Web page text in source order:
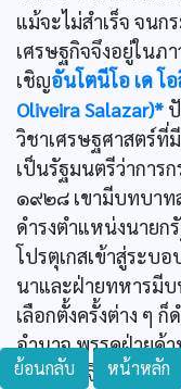
แม้จะไม่สำเร็จ จน
เศรษฐกิจจึงอยู่ในภ
เชิญอันโตนีโอ เด โ
Oliveira Salazar)*
วิชาเศรษฐศาสตร์ที่
เป็นรัฐมนตรีว่าการ
๑๙๒๘ เขามีบทบาท
ดำรงตำแหน่งนายก
โปรตุเกสเข้าสู่ระบ
นาและฝ่ายทหารมีบ
เลือกตั้งครั้งต่าง ๆ
อำนาจ พรรคฝ่ายค้า
ภายนอกจึงดูเหมือน
ย้อนกลับ หน้าหลัก